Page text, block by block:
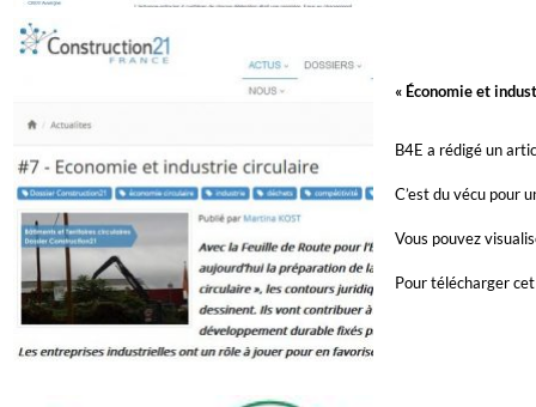
« Économie et
B4E a rédigé un
C’est du vécu pour
Vous pouvez
Pour télécharger